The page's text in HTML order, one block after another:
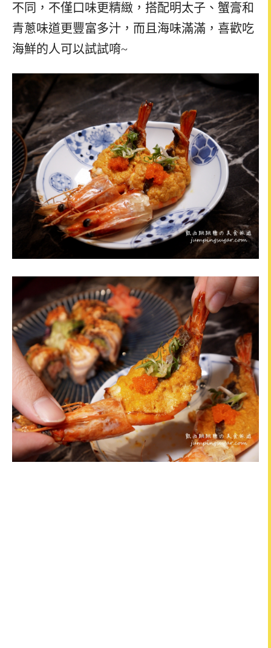
不同，不僅口味更精緻，搭配明太子、蟹膏和
青蔥味道更豐富多汁，而且海味滿滿，喜歡吃
海鮮的人可以試試唷~